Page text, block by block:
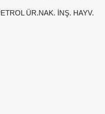
ÜR.NAK. İNŞ. HAYV.